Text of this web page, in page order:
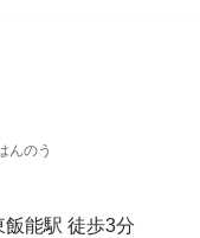
んのう
能駅 徒歩3分